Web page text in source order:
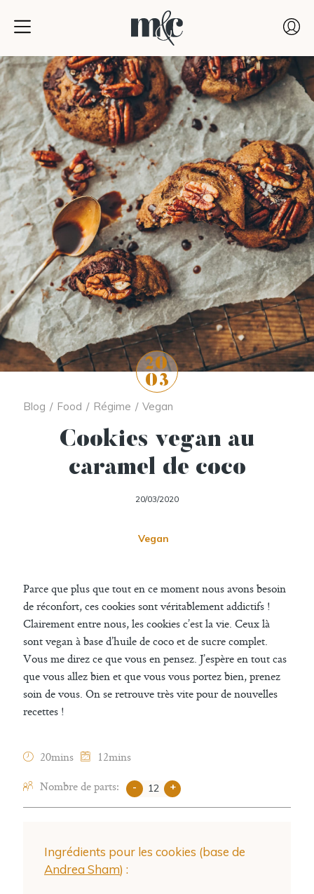
20
03
Blog / Food / Régime / Vegan
Cookies vegan au
caramel de coco
20/03/2020
Vegan
Parce que plus que tout en ce moment nous avons besoin
de réconfort, ces cookies sont véritablement addictifs !
Clairement entre nous, les cookies c’est la vie. Ceux là
sont vegan à base d’huile de coco et de sucre complet.
Vous me direz ce que vous en pensez. J’espère en tout cas
que vous allez bien et que vous vous portez bien, prenez
soin de vous. On se retrouve très vite pour de nouvelles
recettes !
20mins
12mins
Nombre de parts:
- +
Ingrédients pour les cookies (base de
Andrea Sham) :